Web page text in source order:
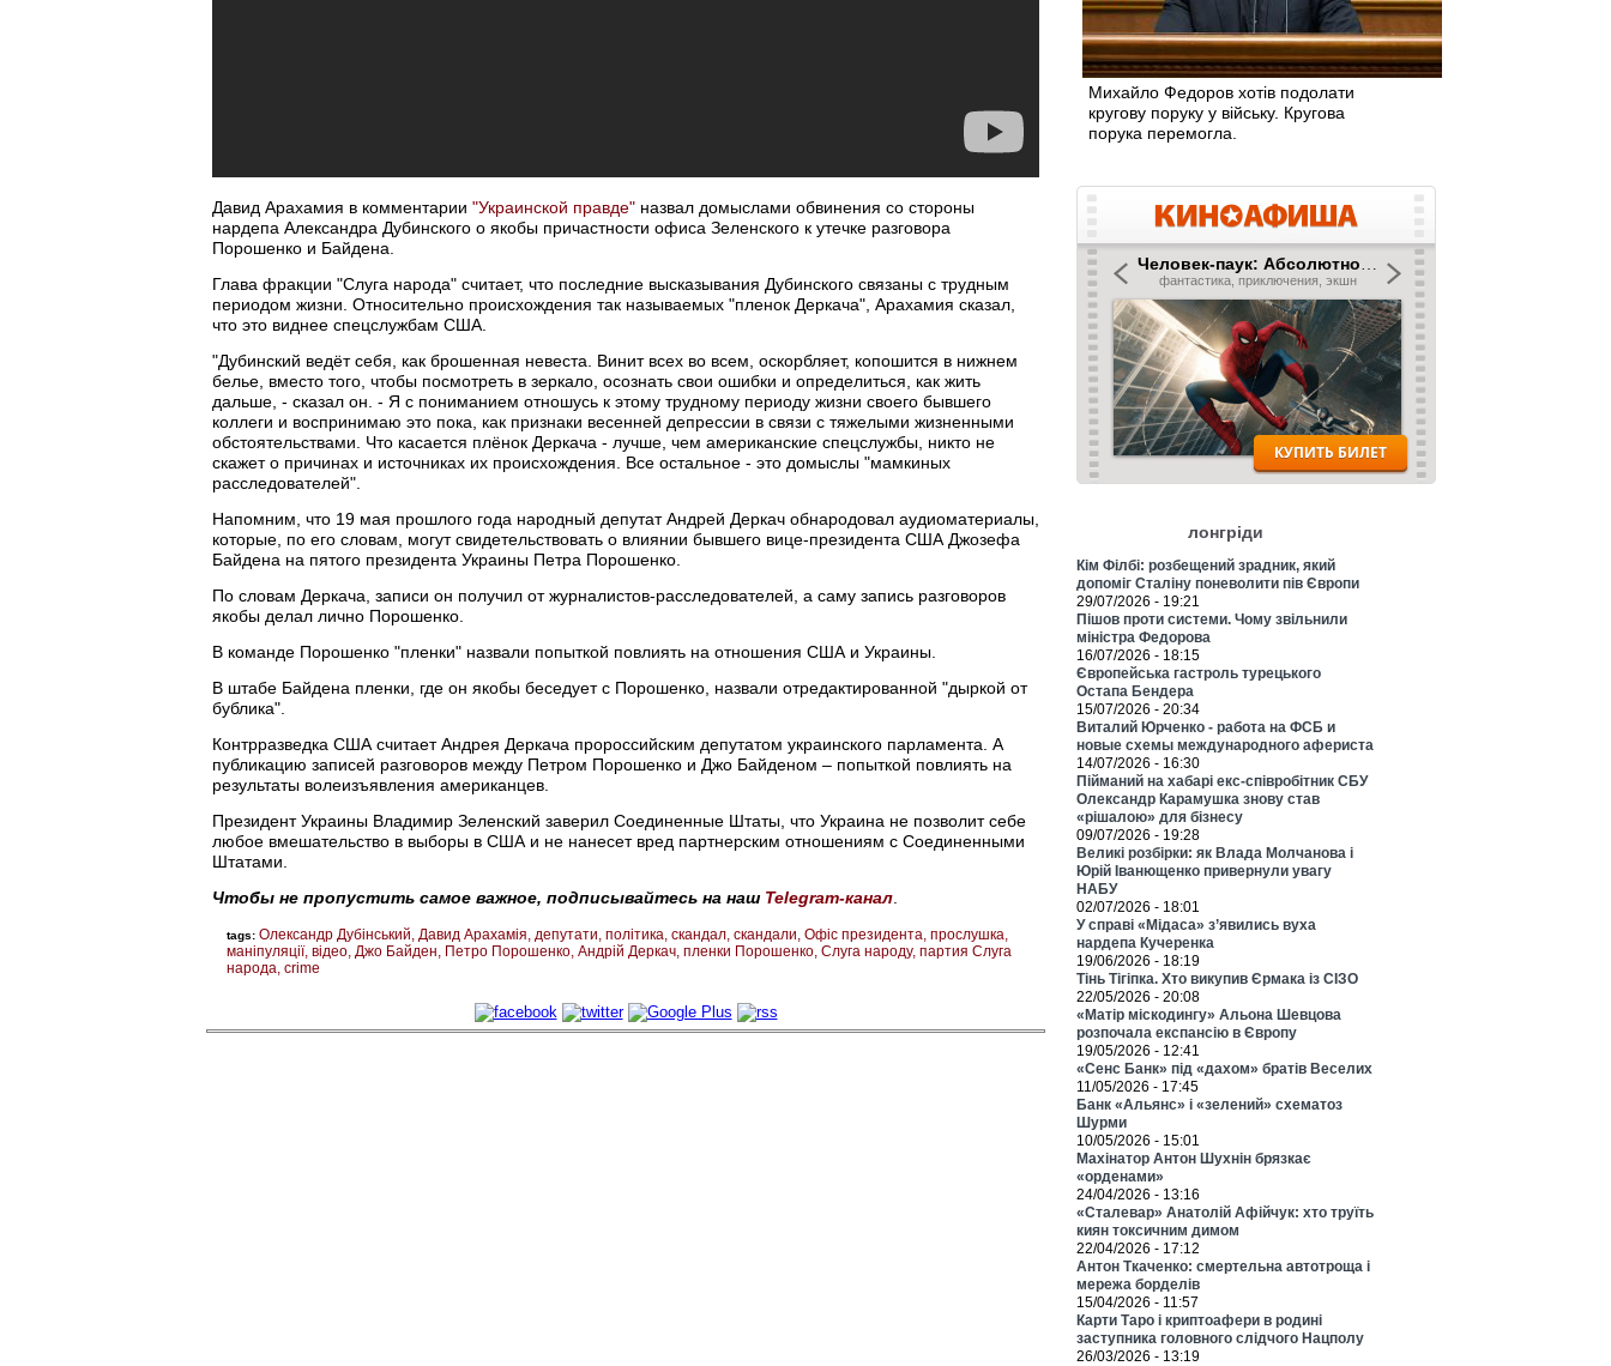
Давид Арахамия в комментарии "Украинской правде" назвал домыслами обвинения со стороны
нардепа Александра Дубинского о якобы причастности офиса Зеленского к утечке разговора
Порошенко и Байдена.
Глава фракции "Слуга народа" считает, что последние высказывания Дубинского связаны с трудным
периодом жизни. Относительно происхождения так называемых "пленок Деркача", Арахамия сказал,
что это виднее спецслужбам США.
"Дубинский ведёт себя, как брошенная невеста. Винит всех во всем, оскорбляет, копошится в нижнем
белье, вместо того, чтобы посмотреть в зеркало, осознать свои ошибки и определиться, как жить
дальше, - сказал он. - Я с пониманием отношусь к этому трудному периоду жизни своего бывшего
коллеги и воспринимаю это пока, как признаки весенней депрессии в связи с тяжелыми жизненными
обстоятельствами. Что касается плёнок Деркача - лучше, чем американские спецслужбы, никто не
скажет о причинах и источниках их происхождения. Все остальное - это домыслы "мамкиных
расследователей".
Напомним, что 19 мая прошлого года народный депутат Андрей Деркач обнародовал аудиоматериалы,
которые, по его словам, могут свидетельствовать о влиянии бывшего вице-президента США Джозефа
Байдена на пятого президента Украины Петра Порошенко.
По словам Деркача, записи он получил от журналистов-расследователей, а саму запись разговоров
якобы делал лично Порошенко.
В команде Порошенко "пленки" назвали попыткой повлиять на отношения США и Украины.
В штабе Байдена пленки, где он якобы беседует с Порошенко, назвали отредактированной "дыркой от
бублика".
Контрразведка США считает Андрея Деркача пророссийским депутатом украинского парламента. А
публикацию записей разговоров между Петром Порошенко и Джо Байденом – попыткой повлиять на
результаты волеизъявления американцев.
Президент Украины Владимир Зеленский заверил Соединенные Штаты, что Украина не позволит себе
любое вмешательство в выборы в США и не нанесет вред партнерским отношениям с Соединенными
Штатами.
Чтобы не пропустить самое важное, подписывайтесь на наш Telegram-канал
tags: Олександр Дубінський Давид Арахамія депутати політика скандал скандали Офіс президента прослушка
маніпуляції відео Джо Байден Петро Порошенко Андрій Деркач пленки Порошенко Слуга народу партия Слуга
народа crime
Михайло Федоров хотів подолати
кругову поруку у війську. Кругова
порука перемогла.
лонгріди
Кім Філбі: розбещений зрадник, який
допоміг Сталіну поневолити пів Європи
29/07/2026 - 19:21
Пішов проти системи. Чому звільнили
міністра Федорова
16/07/2026 - 18:15
Європейська гастроль турецького
Остапа Бендера
15/07/2026 - 20:34
Виталий Юрченко - работа на ФСБ и
новые схемы международного афериста
14/07/2026 - 16:30
Пійманий на хабарі екс-співробітник СБУ
Олександр Карамушка знову став
«рішалою» для бізнесу
09/07/2026 - 19:28
Великі розбірки: як Влада Молчанова і
Юрій Іванющенко привернули увагу
НАБУ
02/07/2026 - 18:01
У справі «Мідаса» з’явились вуха
нардепа Кучеренка
19/06/2026 - 18:19
Тінь Тігіпка. Хто викупив Єрмака із СІЗО
22/05/2026 - 20:08
«Матір міскодингу» Альона Шевцова
розпочала експансію в Європу
19/05/2026 - 12:41
«Сенс Банк» під «дахом» братів Веселих
11/05/2026 - 17:45
Банк «Альянс» і «зелений» схематоз
Шурми
10/05/2026 - 15:01
Махінатор Антон Шухнін брязкає
«орденами»
24/04/2026 - 13:16
«Сталевар» Анатолій Афійчук: хто труїть
киян токсичним димом
22/04/2026 - 17:12
Антон Ткаченко: смертельна автотроща і
мережа борделів
15/04/2026 - 11:57
Карти Таро і криптоафери в родині
заступника головного слідчого Нацполу
26/03/2026 - 13:19